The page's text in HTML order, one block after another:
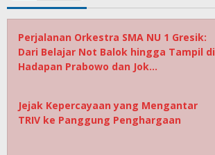
Perjalanan Orkestra SMA NU 1 Gresik:
Dari Belajar Not Balok hingga Tampil di
Hadapan Prabowo dan Jok…
Jejak Kepercayaan yang Mengantar
TRIV ke Panggung Penghargaan